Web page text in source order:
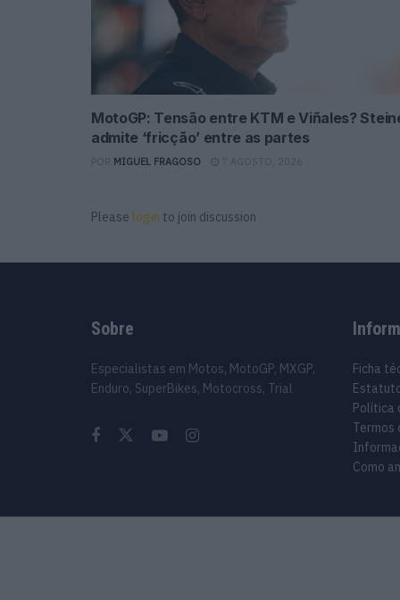
MotoGP: Tensão entre KTM e Viñales?
admite ‘fricção’ entre as partes
MIGUEL FRAGOSO 7 AGOSTO, 2026
Please login to join discussion
Sobre
Especialistas em Motos, MotoGP, MXGP,
Enduro, SuperBikes, Motocross, Trial
Ficha
Política
Termos
Como